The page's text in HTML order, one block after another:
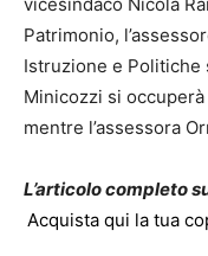
Patrimonio,
Istruzione e Politiche
Minicozzi si
mentre l’assessora
L’articolo completo
Acquista qui la tua